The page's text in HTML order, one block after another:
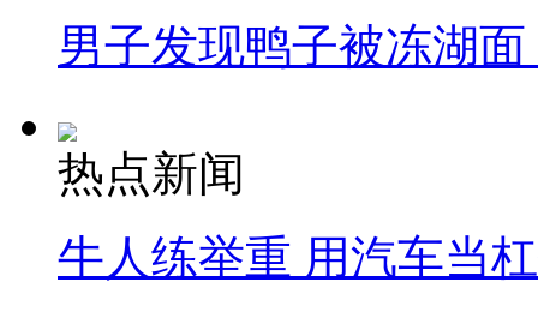
男子发现鸭子被冻湖
热点新闻
牛人练举重 用汽车当